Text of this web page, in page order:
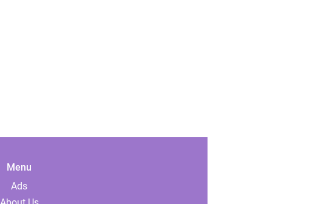
Menu
Ads